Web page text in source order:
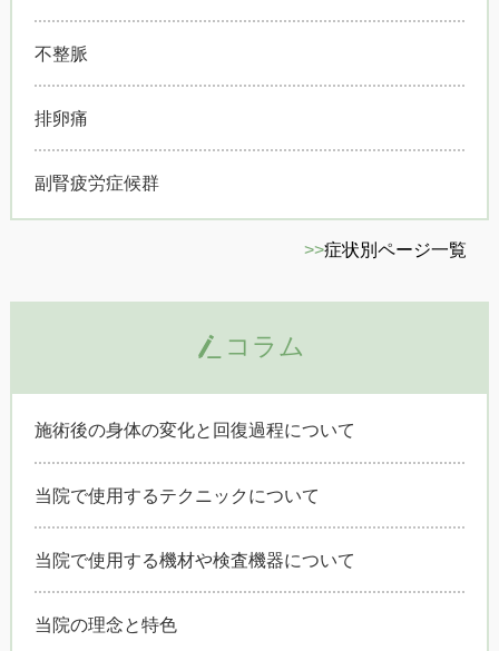
不整脈
排卵痛
副腎疲労症候群
>>症状別ページ一覧
コラム
施術後の身体の変化と回復過程について
当院で使用するテクニックについて
当院で使用する機材や検査機器について
当院の理念と特色